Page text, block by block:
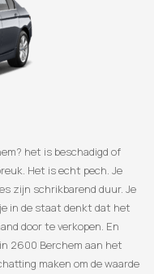
het is beschadigd of
Het is echt pech. Je
zijn schrikbarend duur. Je
in de staat denkt dat het
door te verkopen. En
2600 Berchem aan het
maken om de waarde